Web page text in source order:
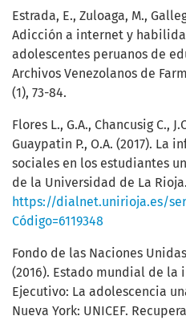
Estrada, E., Zuloaga, M.,
Adicción a internet y
adolescentes peruanos de
Archivos Venezolanos de
(1), 73-84.
Flores L., G.A., Chancusig C.,
Guaypatin P., O.A. (2017). La
sociales en los estudiantes
de la Universidad de La
https://dialnet.unirioja.es/
Código=6119348
Fondo de las Naciones
(2016). Estado mundial de la
Ejecutivo: La adolescencia
Nueva York: UNICEF.